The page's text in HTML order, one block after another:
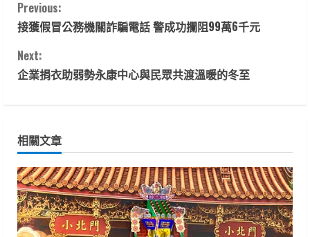
C
o
n
i
n
u
e
Previous:
接獲假冒公務機關詐騙電話 警成功攔阻99萬6千元
Next:
企業捐衣助弱勢永康中心與民眾共渡溫暖的冬至
相關文章